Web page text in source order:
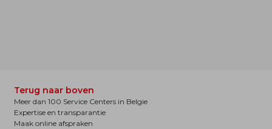
Terug naar boven
Meer dan 100 Service Centers in Belgie
Expertise en transparantie
Maak online afspraken